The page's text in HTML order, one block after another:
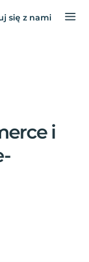
się z nami
i